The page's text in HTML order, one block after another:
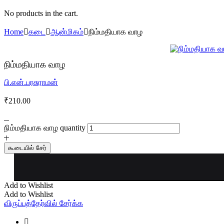
No products in the cart.
Home கடை ஆன்மிகம் நிம்மதியாக வாழ
நிம்மதியாக வாழ
பி.என்.பரசுராமன்
₹210.00
நிம்மதியாக வாழ quantity
கூடையில் சேர்
Add to Wishlist
Add to Wishlist
விருப்பத்தேர்வில் சேர்க்க